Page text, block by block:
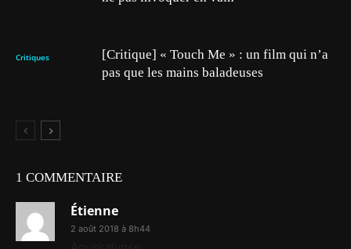
Critiques
[Critique] « Touch Me » : un film qui n’a
pas que les mains baladeuses
1 COMMENTAIRE
Étienne
2 août 2018 à 8h44